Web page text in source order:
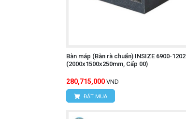
Bàn máp (Bàn rà chuẩn) INSIZE 6900-1202
(2000x1500x250mm, Cấp 00)
280,715,000 VND
ĐẶT MUA